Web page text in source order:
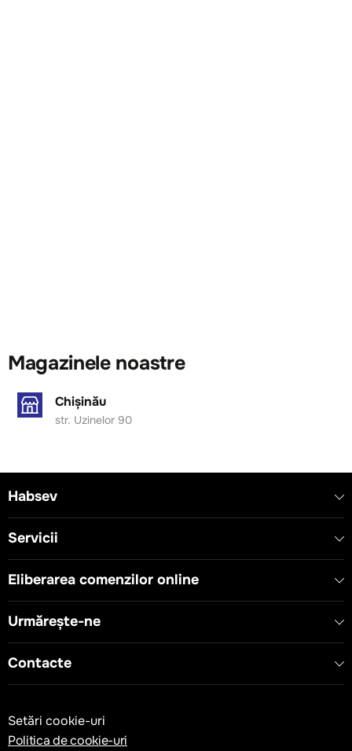
Magazinele noastre
Chișinău
str. Uzinelor 90
Habsev
Servicii
Eliberarea comenzilor online
Urmărește-ne
Contacte
Setări cookie-uri
Politica de cookie-uri